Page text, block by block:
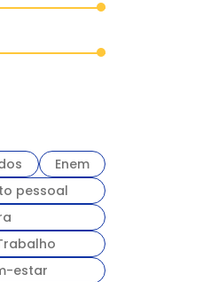
Enem
pessoal
estar